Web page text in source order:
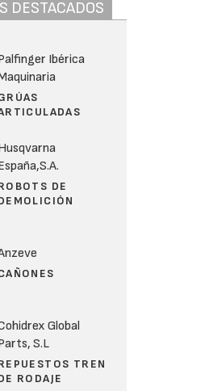
DESTACADOS
Ibérica
DE
Global
S.L
TREN
RODAJE